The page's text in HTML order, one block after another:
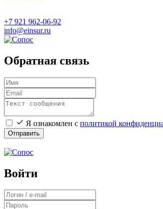
+7 921 962-06-92
info@einsur.ru
Обратная связь
Я ознакомлен с политикой
Отправить
Войти